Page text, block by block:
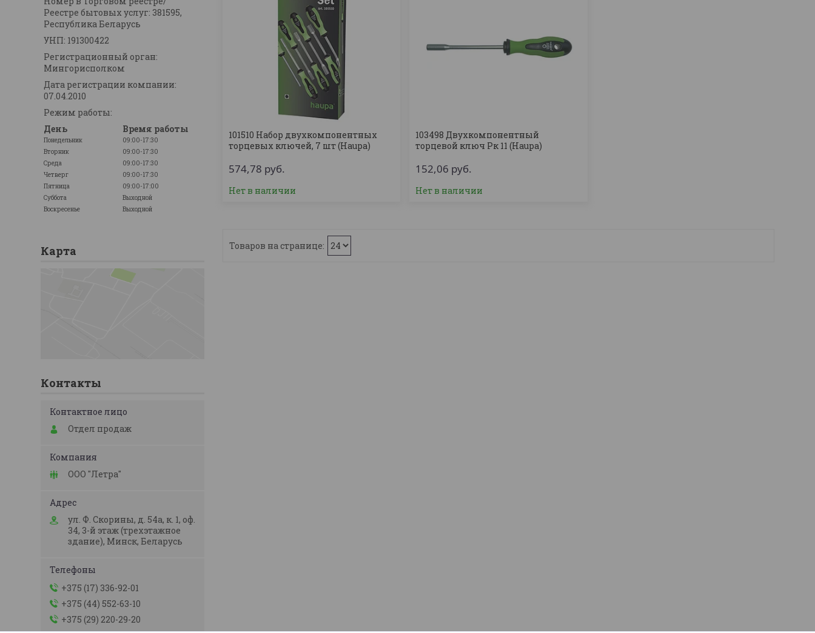
101510 Набор двухкомпонентных
торцевых ключей, 7 шт (Haupa)
574,78 руб.
Нет в наличии
103498 Двухкомпонентный
торцевой ключ Рк 11 (Haupa)
152,06 руб.
Нет в наличии
Реестре бытовых услуг: 381595,
Республика Беларусь
УНП: 191300422
Регистрационный орган:
Мингорисполком
Дата регистрации компании:
07.04.2010
Режим работы:
День
Время работы
Понедельник
09:00-17:30
Вторник
09:00-17:30
Среда
09:00-17:30
Четверг
09:00-17:30
Пятница
09:00-17:00
Суббота
Выходной
Воскресенье
Выходной
Карта
Контакты
Отдел продаж
ООО "Летра"
ул. Ф. Скорины, д. 54а, к. 1, оф.
34, 3-й этаж (трехэтажное
здание), Минск, Беларусь
+375 (17) 336-92-01
+375 (44) 552-63-10
+375 (29) 220-29-20